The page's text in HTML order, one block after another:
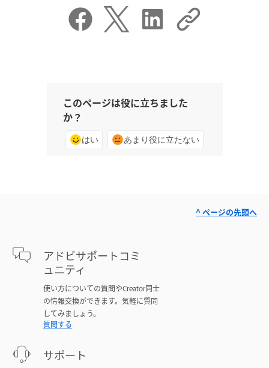
このページは役に立ちました
か？
はい あまり役に立たない
アドビサポートコミ
ュニティ
使い方についての質問やCreator同士
の情報交換ができます。気軽に質問
してみましょう。
質問する
サポート
^ ページの先頭へ